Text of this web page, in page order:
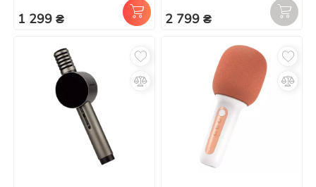
1 299 ₴ 2 799 ₴